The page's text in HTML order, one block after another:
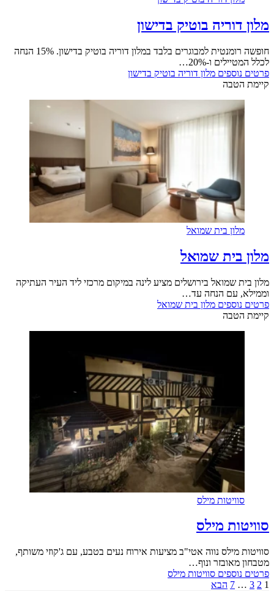
מלון דוריה בוטיק בדישון
חופשה רומנטית למבוגרים בלבד במלון דוריה בוטיק בדישון. 15% הנחה
לכלל המטיילים ו-20%…
פרטים נוספים מלון דוריה בוטיק בדישון
קיימת הטבה
מלון בית שמואל
מלון בית שמואל
מלון בית שמואל בירושלים מציע לינה במיקום מרכזי ליד העיר העתיקה
וממילא, עם הנחה עד…
פרטים נוספים מלון בית שמואל
קיימת הטבה
סוויטות מילס
סוויטות מילס
סוויטות מילס נווה אטי"ב מציעות אירוח נעים בטבע, עם ג'קוזי משותף,
מטבחון מאובזר ונוף…
פרטים נוספים סוויטות מילס
1
2
3
…
7 הבא